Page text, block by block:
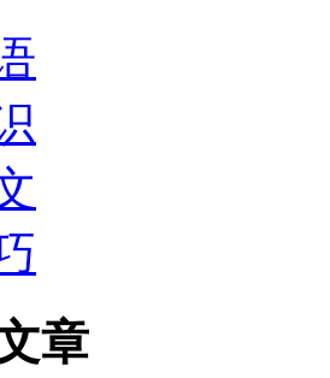
章